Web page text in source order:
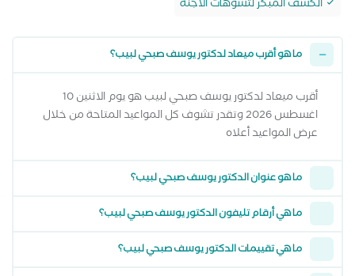
الكشف المبكر لتشوهات الاجنة
ما هو أقرب ميعاد لدكتور يوسف صبحي لبيب؟
أقرب ميعاد لدكتور يوسف صبحي لبيب هو يوم الاثنين 10
اغسطس 2026 وتقدر تشوف كل المواعيد المتاحة من خلال
عرض المواعيد أعلاه
ما هو عنوان الدكتور يوسف صبحي لبيب؟
ما هي أرقام تليفون الدكتور يوسف صبحي لبيب؟
ما هي تقييمات الدكتور يوسف صبحي لبيب؟